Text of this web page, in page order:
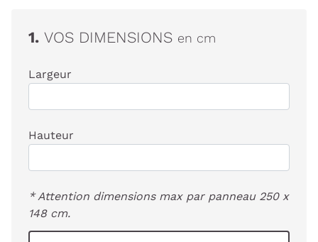
1. VOS DIMENSIONS en cm
Largeur
Hauteur
* Attention dimensions max par panneau 250 x
148 cm.